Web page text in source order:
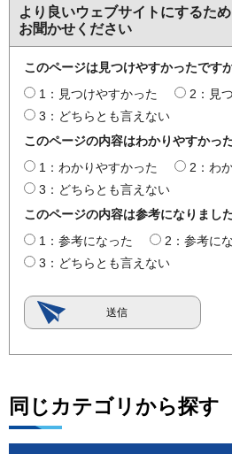
より良いウェブサイトにするた
お聞かせください
このページは見つけやすかったです
1：見つけやすかった
2：見
3：どちらとも言えない
このページの内容はわかりやすかっ
1：わかりやすかった
2：わ
3：どちらとも言えない
このページの内容は参考になりまし
1：参考になった
2：参考に
3：どちらとも言えない
同じカテゴリから探す